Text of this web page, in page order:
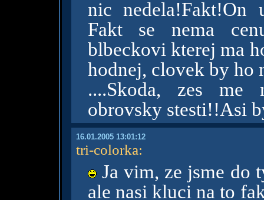
nic nedela!Fakt!On
Fakt se nema
blbeckovi kterej ma
hodnej, clovek by ho
....Skoda, zes me
obrovsky stesti!!Asi
16.01.2005 13:01:12
tri-colorka:
Ja vim, ze jsme do
ale nasi kluci na to